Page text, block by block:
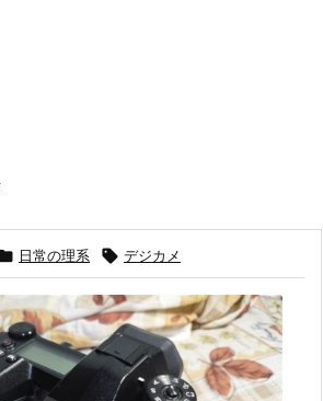
日常の理系  デジカメ